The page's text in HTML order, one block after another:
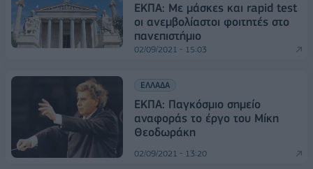
ΕΚΠΑ: Με μάσκες και rapid test
οι ανεμβολίαστοι φοιτητές στο
πανεπιστήμιο
02/09/2021 - 15:03
ΕΛΛΑΔΑ
ΕΚΠΑ: Παγκόσμιο σημείο
αναφοράς το έργο του Μίκη
Θεοδωράκη
02/09/2021 - 13:20